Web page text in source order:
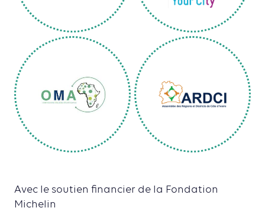
Avec le soutien financier de la Fondation
Michelin